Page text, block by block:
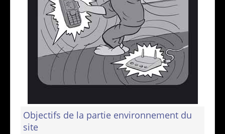
Objectifs de la partie environnement du
site